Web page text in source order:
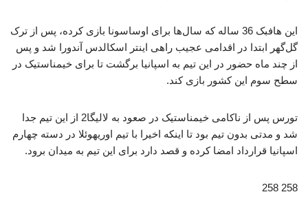
این هافبک 36 ساله که سال‌ها برای اوساسونا بازی کرده، پس از ترک
گل‌گهر ابتدا در اقدامی عجیب راهی اینتر اسکالدس آندورا شد و پس
از چند ماه حضور در این تیم به اسپانیا برگشت تا برای خیمناستیک در
سطح سوم این کشور بازی کند.
تورس پس از ناکامی خیمناستیک در صعود به لالیگا2 از این تیم جدا
شد و مدتی بدون تیم بود تا اینکه اخیرا با تیم اوریهوئلا در دسته چهارم
اسپانیا قرارداد امضا کرده و قصد دارد برای این تیم به میدان برود.
258 258